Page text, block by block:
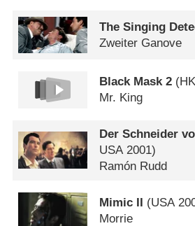
The Singing
Zweiter Ganove
Black Mask 2 (HK
Mr. King
Der Schneider
USA2001)
Ramón Rudd
Mimic II (USA
Morrie